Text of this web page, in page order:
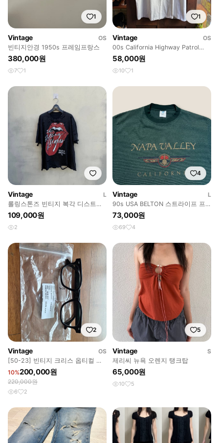
1
Vintage
OS
빈티지안경 1950s 프레임프랑스
380,000원
7 1
1
Vintage
OS
00s California Highway Patrol
Ringer Tee
58,000원
10 1
Vintage
L
롤링스톤즈 빈티지 복각 디스트로
이드 티셔츠 L
109,000원
2
4
Vintage
L
90s USA BELTON 스트라이프 프
린팅 티셔츠 L
73,000원
69 4
2
Vintage
OS
[50-23] 빈티지 크리스 옵티컬 양
크 YANK 블랙 안경
10%200,000원
220,000원
6 2
5
Vintage
S
제리씨 뉴욕 오렌지 탱크탑
65,000원
10 5